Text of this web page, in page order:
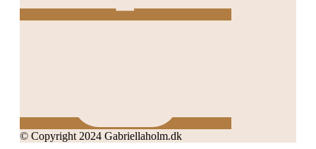
© Copyright 2024 Gabriellaholm.dk